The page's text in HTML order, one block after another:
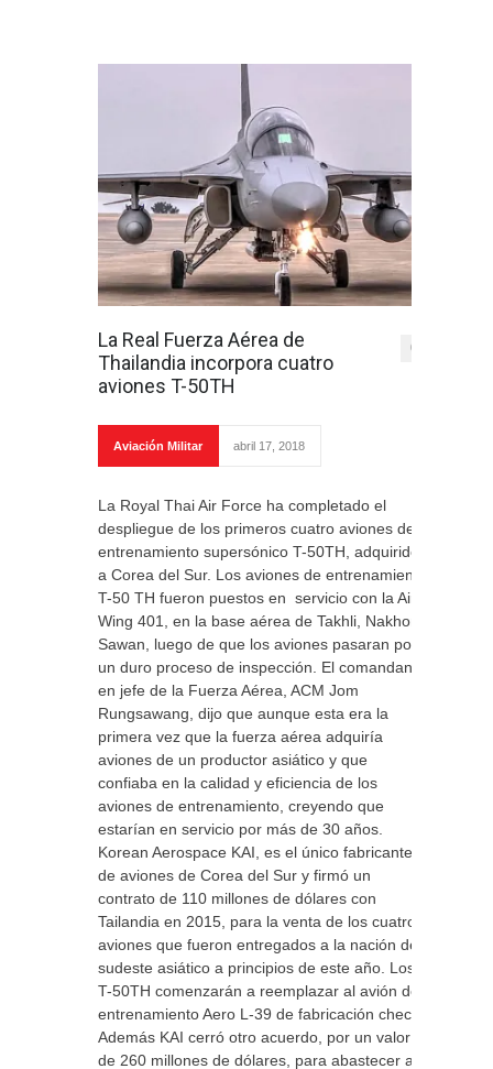
La Real Fuerza Aérea de
Thailandia incorpora cuatro
aviones T-50TH
0
Aviación Militar abril 17, 2018
La Royal Thai Air Force ha completado el
despliegue de los primeros cuatro aviones de
entrenamiento supersónico T-50TH, adquiridos
a Corea del Sur. Los aviones de entrenamiento
T-50 TH fueron puestos en servicio con la Air
Wing 401, en la base aérea de Takhli, Nakhon
Sawan, luego de que los aviones pasaran por
un duro proceso de inspección. El comandante
en jefe de la Fuerza Aérea, ACM Jom
Rungsawang, dijo que aunque esta era la
primera vez que la fuerza aérea adquiría
aviones de un productor asiático y que
confiaba en la calidad y eficiencia de los
aviones de entrenamiento, creyendo que
estarían en servicio por más de 30 años.
Korean Aerospace KAI, es el único fabricante
de aviones de Corea del Sur y firmó un
contrato de 110 millones de dólares con
Tailandia en 2015, para la venta de los cuatro
aviones que fueron entregados a la nación del
sudeste asiático a principios de este año. Los
T-50TH comenzarán a reemplazar al avión de
entrenamiento Aero L-39 de fabricación checa.
Además KAI cerró otro acuerdo, por un valor
de 260 millones de dólares, para abastecer a